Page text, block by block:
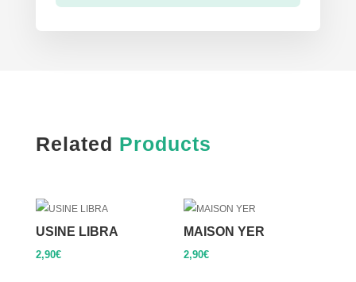
Related Products
USINE LIBRA
2,90€
MAISON YER
2,90€